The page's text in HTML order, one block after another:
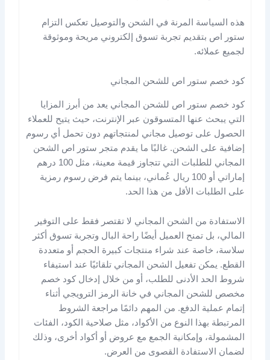
هذه السياسة المرنة في الشحن والتوصيل تعكس التزام
ستور اص بتقديم تجربة تسوق إلكتروني مريحة وموثوقة
لجميع عملائه.
كود خصم ستور اص للشحن المجاني
كود خصم ستور اص للشحن المجاني يعد من أبرز المزايا
التي يبحث عنها المتسوقون عبر الإنترنت، حيث يتيح للعملاء
الحصول على توصيل مجاني لمنتجاتهم دون تحمل أي رسوم
إضافية على الشحن. غالبًا ما يقدم متجر ستور اص الشحن
المجاني للطلبات التي تتجاوز قيمة معينة، مثل 100 درهم
إماراتي أو 100 ريال عُماني، بينما يتم فرض رسوم رمزية
على الطلبات الأقل من هذا الحد.
الاستفادة من الشحن المجاني لا تقتصر فقط على التوفير
المالي، بل تمنح العميل أيضًا راحة البال وتجربة تسوق أكثر
سلاسة، خاصة عند شراء منتجات كبيرة الحجم أو متعددة
القطع. يمكن تفعيل الشحن المجاني تلقائيًا عند استيفاء
شروط الحد الأدنى للطلب، أو من خلال إدخال كود خصم
مخصص للشحن المجاني في خانة الرمز الترويجي أثناء
إتمام عملية الدفع. من المهم دائمًا مراجعة الشروط
المرتبطة بهذا النوع من الأكواد، مثل صلاحية الكود، الفئات
المشمولة، وإمكانية الجمع مع عروض أو أكواد أخرى، وذلك
لضمان الاستفادة القصوى من العرض.